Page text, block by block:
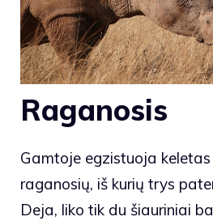
Raganosis
Gamtoje egzistuoja
raganosių, iš kurių trys
Deja, liko tik du šiauriniai